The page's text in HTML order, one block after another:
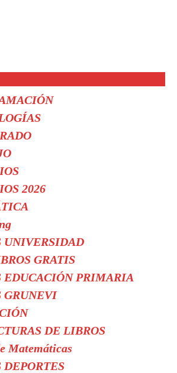
2026
UNIVERSIDAD
GRATIS
EDUCACIÓN PRIMARIA
GRUNEVI
DE LIBROS
Matemáticas
DEPORTES